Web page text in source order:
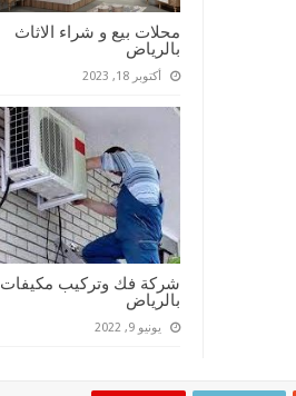
محلات بيع و شراء الاثاث
بالرياض
أكتوبر 18, 2023
شركة فك وتركيب مكيفات
بالرياض
يونيو 9, 2022